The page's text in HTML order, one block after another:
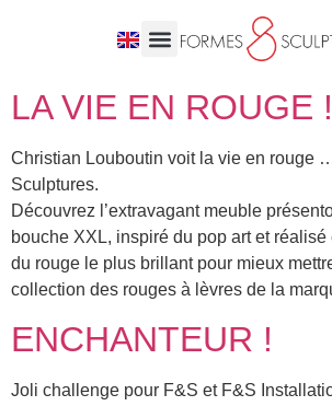
LA VIE EN ROUGE !
Christian Louboutin voit la vie en rouge
Sculptures.
Découvrez l’extravagant meuble
bouche XXL, inspiré du pop art et
du rouge le plus brillant pour mieux
collection des rouges à lèvres de la
ENCHANTEUR !
Joli challenge pour F&S et F&S